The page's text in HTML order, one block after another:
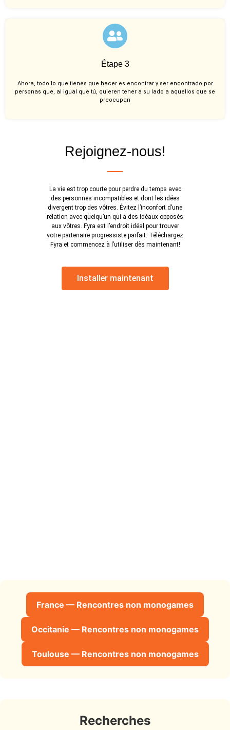
Étape 3
Ahora, todo lo que tienes que hacer es encontrar y ser encontrado por
personas que, al igual que tú, quieren tener a su lado a aquellos que se
preocupan
Rejoignez-nous!
La vie est trop courte pour perdre du temps avec
des personnes incompatibles et dont les idées
divergent trop des vôtres. Évitez l’inconfort d’une
relation avec quelqu’un qui a des idéaux opposés
aux vôtres. Fyra est l’endroit idéal pour trouver
votre partenaire progressiste parfait. Téléchargez
Fyra et commencez à l’utiliser dès maintenant!
Installer maintenant
France — Rencontres non monogames
Occitanie — Rencontres non monogames
Toulouse — Rencontres non monogames
Recherches